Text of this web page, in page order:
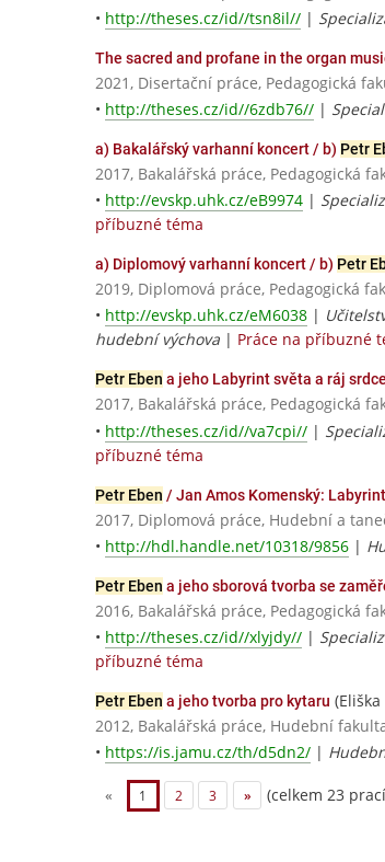
• http://theses.cz/id//tsn8il// |
The sacred and profane in the organ
2021, Disertační práce, Pedagogická
• http://theses.cz/id//6zdb76// |
a) Bakalářský varhanní koncert / b) Petr
2017, Bakalářská práce, Pedagogická
• http://evskp.uhk.cz/eB9974 |
příbuzné téma
a) Diplomový varhanní koncert / b) Petr
2019, Diplomová práce, Pedagogická
• http://evskp.uhk.cz/eM6038 |
hudební výchova | Práce na příbuzné
Petr Eben a jeho Labyrint světa a ráj srdce
2017, Bakalářská práce, Pedagogická
• http://theses.cz/id//va7cpi// |
příbuzné téma
Petr Eben / Jan Amos Komenský:
2017, Diplomová práce, Hudební a
• http://hdl.handle.net/10318/9856 |
Petr Eben a jeho sborová tvorba se
2016, Bakalářská práce, Pedagogická
• http://theses.cz/id//xlyjdy// |
příbuzné téma
Petr Eben a jeho tvorba pro kytaru
2012, Bakalářská práce, Hudební
• https://is.jamu.cz/th/d5dn2/ |
« 1 2 3 » (celkem 23